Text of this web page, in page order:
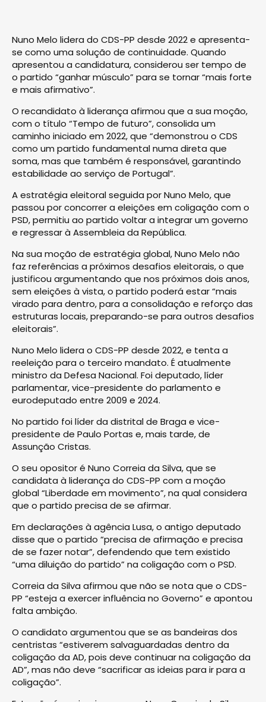
Nuno Melo lidera do CDS-PP desde 2022 e apresenta-
se como uma solução de continuidade. Quando
apresentou a candidatura, considerou ser tempo de
o partido “ganhar músculo” para se tornar “mais forte
e mais afirmativo”.
O recandidato à liderança afirmou que a sua moção,
com o título “Tempo de futuro”, consolida um
caminho iniciado em 2022, que “demonstrou o CDS
como um partido fundamental numa direta que
soma, mas que também é responsável, garantindo
estabilidade ao serviço de Portugal”.
A estratégia eleitoral seguida por Nuno Melo, que
passou por concorrer a eleições em coligação com o
PSD, permitiu ao partido voltar a integrar um governo
e regressar à Assembleia da República.
Na sua moção de estratégia global, Nuno Melo não
faz referências a próximos desafios eleitorais, o que
justificou argumentando que nos próximos dois anos,
sem eleições à vista, o partido poderá estar “mais
virado para dentro, para a consolidação e reforço das
estruturas locais, preparando-se para outros desafios
eleitorais”.
Nuno Melo lidera o CDS-PP desde 2022, e tenta a
reeleição para o terceiro mandato. É atualmente
ministro da Defesa Nacional. Foi deputado, líder
parlamentar, vice-presidente do parlamento e
eurodeputado entre 2009 e 2024.
No partido foi líder da distrital de Braga e vice-
presidente de Paulo Portas e, mais tarde, de
Assunção Cristas.
O seu opositor é Nuno Correia da Silva, que se
candidata à liderança do CDS-PP com a moção
global “Liberdade em movimento”, na qual considera
que o partido precisa de se afirmar.
Em declarações à agência Lusa, o antigo deputado
disse que o partido “precisa de afirmação e precisa
de se fazer notar”, defendendo que tem existido
“uma diluição do partido” na coligação com o PSD.
Correia da Silva afirmou que não se nota que o CDS-
PP “esteja a exercer influência no Governo” e apontou
falta ambição.
O candidato argumentou que se as bandeiras dos
centristas “estiverem salvaguardadas dentro da
coligação da AD, pois deve continuar na coligação da
AD”, mas não deve “sacrificar as ideias para ir para a
coligação”.